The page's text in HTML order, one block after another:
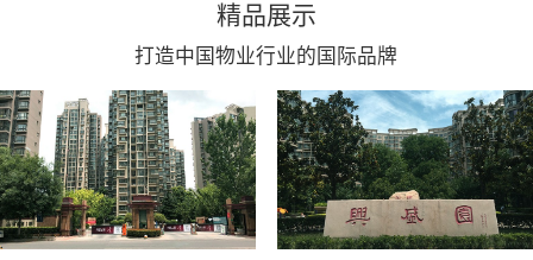
精品展示
打造中国物业行业的国际品牌